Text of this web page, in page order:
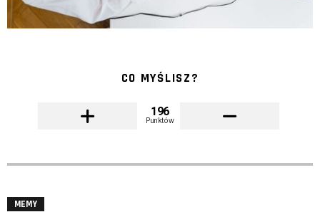
CO MYŚLISZ?
196
Punktów
MEMY